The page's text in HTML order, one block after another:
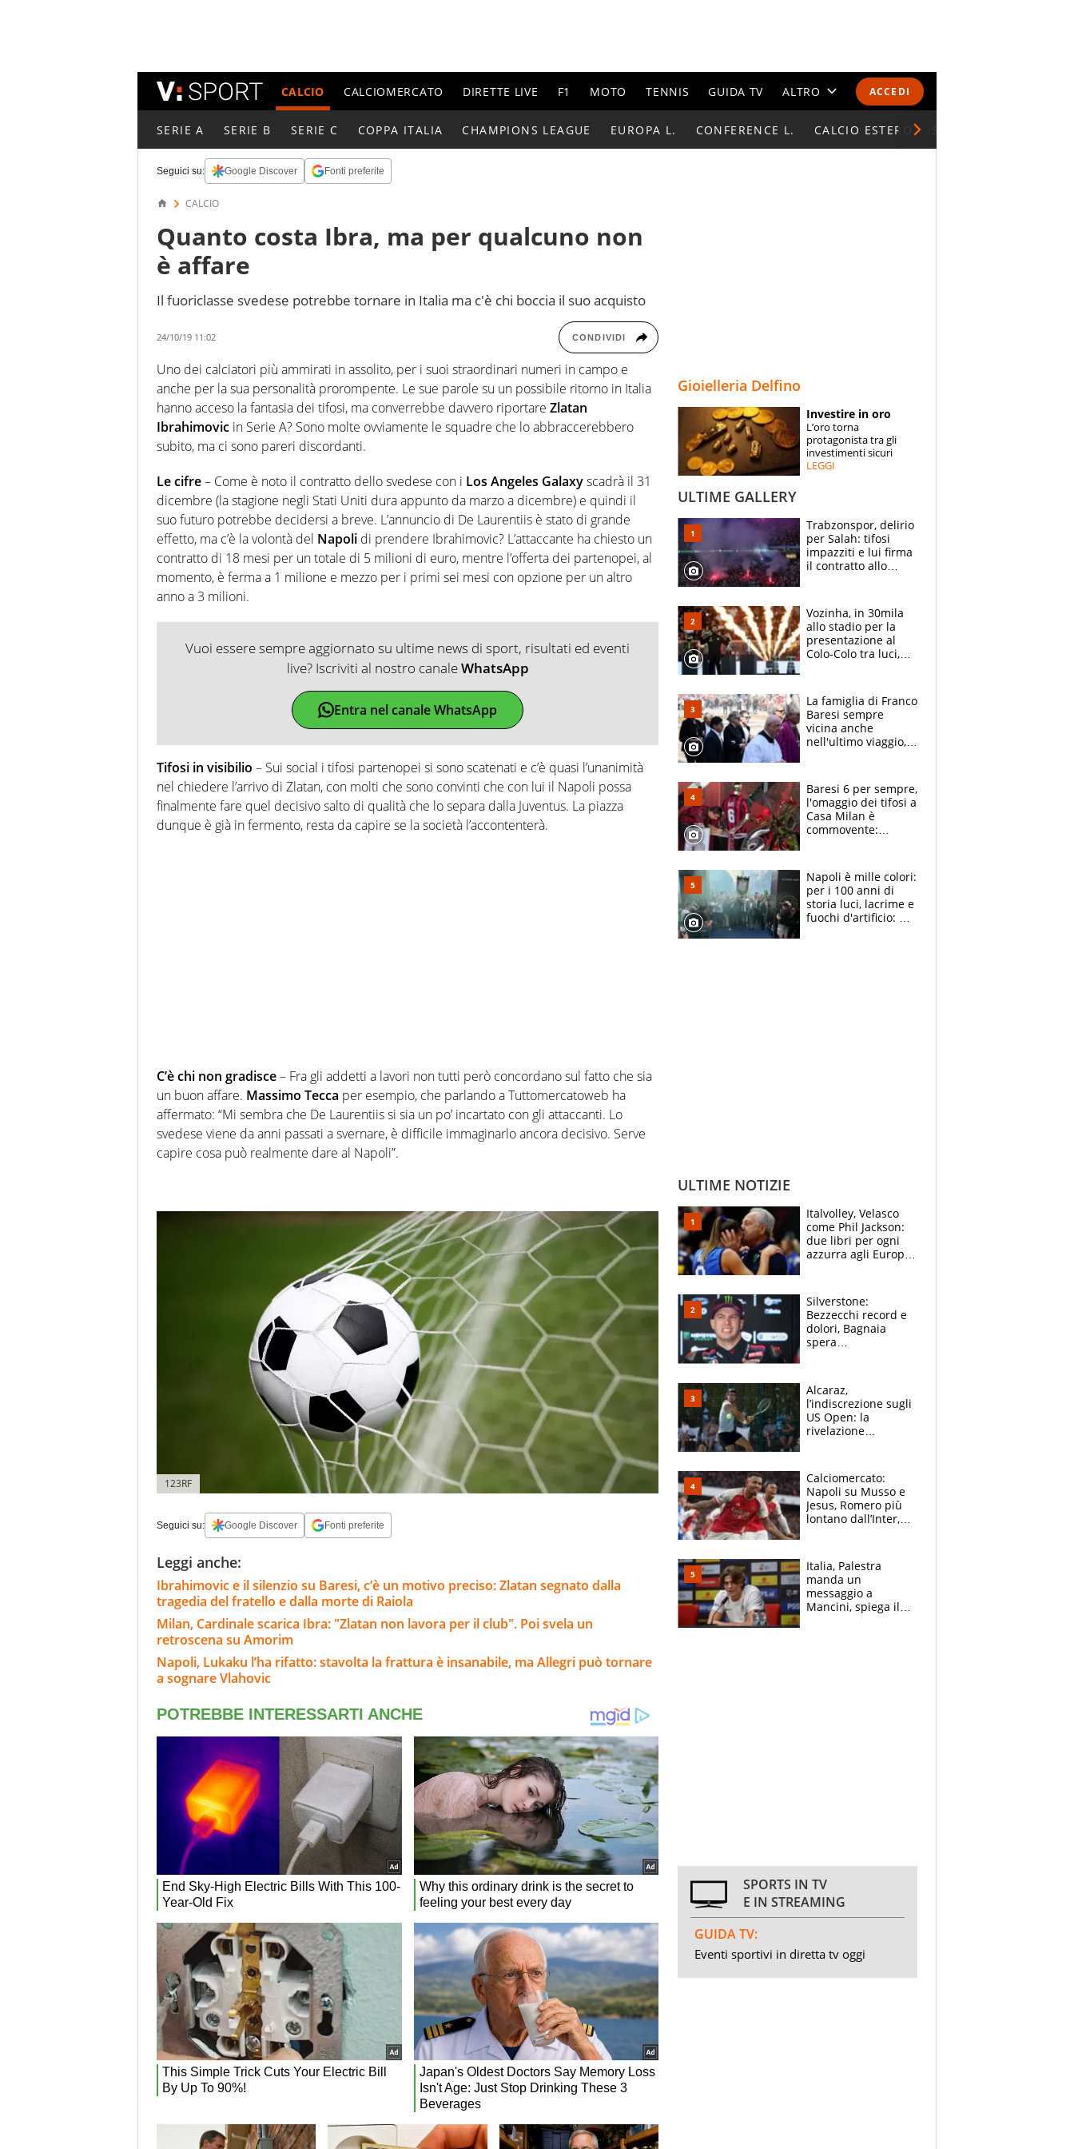
ACCEDI
CALCIO CALCIOMERCATO DIRETTE LIVE F1 MOTO TENNIS GUIDA TV ALTRO
CALENDARI E CLASSIFICHE
ESPERTI
CONTATTI
SERIE A SERIE B SERIE C COPPA ITALIA CHAMPIONS LEAGUE EUROPA L. CONFERENCE L. CALCIO ESTERO
Seguici su: Google Discover Fonti preferite
CALCIO
Quanto costa Ibra, ma per qualcuno non
è affare
Il fuoriclasse svedese potrebbe tornare in Italia ma c'è chi boccia il suo acquisto
24/10/19 11:02 CONDIVIDI
Uno dei calciatori più ammirati in assolito, per i suoi straordinari numeri in campo e
anche per la sua personalità prorompente. Le sue parole su un possibile ritorno in Italia
hanno acceso la fantasia dei tifosi, ma converrebbe davvero riportare Zlatan
Ibrahimovic in Serie A? Sono molte ovviamente le squadre che lo abbraccerebbero
subito, ma ci sono pareri discordanti.
Le cifre– Come è noto il contratto dello svedese con i Los Angeles Galaxyscadrà il 31
dicembre (la stagione negli Stati Uniti dura appunto da marzo a dicembre) e quindi il
suo futuro potrebbe decidersi a breve. L’annuncio di De Laurentiis è stato di grande
effetto, ma c’è la volontà del Napoli di prendere Ibrahimovic? L’attaccante ha chiesto un
contratto di 18 mesi per un totale di 5 milioni di euro, mentre l’offerta dei partenopei, al
momento, è ferma a 1 milione e mezzo per i primi sei mesi con opzione per un altro
anno a 3 milioni.
Vuoi essere sempre aggiornato su ultime news di sport, risultati ed eventi
live? Iscriviti al nostro canaleWhatsApp
Entra nel canale WhatsApp
Tifosi in visibilio – Sui social i tifosi partenopei si sono scatenati e c’è quasi l’unanimità
nel chiedere l’arrivo di Zlatan, con molti che sono convinti che con lui il Napoli possa
finalmente fare quel decisivo salto di qualità che lo separa dalla Juventus. La piazza
dunque è già in fermento, resta da capire se la società l’accontenterà.
C’è chi non gradisce– Fra gli addetti a lavori non tutti però concordano sul fatto che sia
un buon affare. Massimo Tecca per esempio, che parlando a Tuttomercatoweb ha
affermato: “Mi sembra che De Laurentiis si sia un po’ incartato con gli attaccanti. Lo
svedese viene da anni passati a svernare, è difficile immaginarlo ancora decisivo. Serve
capire cosa può realmente dare al Napoli”.
123RF
Seguici su: Google Discover Fonti preferite
Leggi anche:
Ibrahimovic e il silenzio su Baresi, c’è un motivo preciso: Zlatan segnato dalla
tragedia del fratello e dalla morte di Raiola
Milan, Cardinale scarica Ibra: "Zlatan non lavora per il club". Poi svela un
retroscena su Amorim
Napoli, Lukaku l’ha rifatto: stavolta la frattura è insanabile, ma Allegri può tornare
a sognare Vlahovic
Gioielleria Delfino
Investire in oro
L’oro torna
protagonista tra gli
investimenti sicuri
LEGGI
ULTIME GALLERY
Trabzonspor, delirio
per Salah: tifosi
impazziti e lui firma
il contratto allo
Vozinha, in 30mila
allo stadio per la
presentazione al
Colo-Colo tra luci,
La famiglia di Franco
Baresi sempre
vicina anche
nell'ultimo viaggio,
circondati
dall'affetto dei tifosi
Baresi 6 per sempre,
l'omaggio dei tifosi a
Casa Milan è
commovente:
bigliettini
Napoli è mille colori:
per i 100 anni di
storia luci, lacrime e
fuochi d'artificio: De
ULTIME NOTIZIE
Italvolley, Velasco
come Phil Jackson:
due libri per ogni
azzurra agli Europei.
Silverstone:
Bezzecchi record e
dolori, Bagnaia
spera
e vota Aprilia
Alcaraz,
l’indiscrezione sugli
US Open: la
rivelazione
B. Rune verso la
rinuncia
Calciomercato:
Napoli su Musso e
Jesus, Romero più
lontano dall’Inter,
tabellone
Italia, Palestra
manda un
messaggio a
Mancini, spiega il
SPORTS IN TV
E IN STREAMING
GUIDA TV:
Eventi sportivi in diretta tv oggi